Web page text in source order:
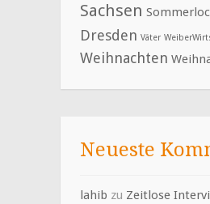
Sachsen
Dresden Väter
Weihnachten
Neueste
lahib zu Zeitlose